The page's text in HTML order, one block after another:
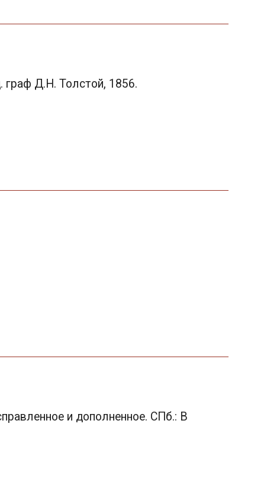
граф Д.Н. Толстой, 1856.
и дополненное. СПб.: В